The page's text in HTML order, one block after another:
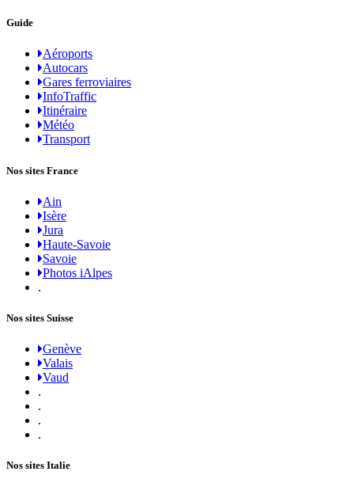
Guide
Aéroports
Autocars
Gares ferroviaires
InfoTraffic
Itinéraire
Météo
Transport
Nos sites France
Ain
Isère
Jura
Haute-Savoie
Savoie
Photos iAlpes
.
Nos sites Suisse
Genève
Valais
Vaud
.
.
.
.
Nos sites Italie